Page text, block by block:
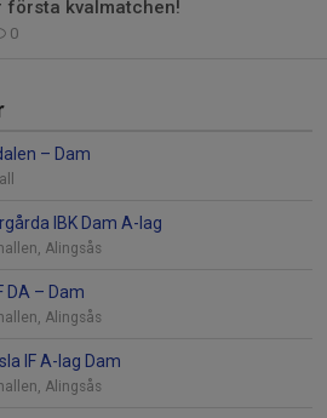
första kvalmatchen!
0
– Dam
IBK Dam A-lag
Alingsås
DA – Dam
Alingsås
IF A-lag Dam
Alingsås